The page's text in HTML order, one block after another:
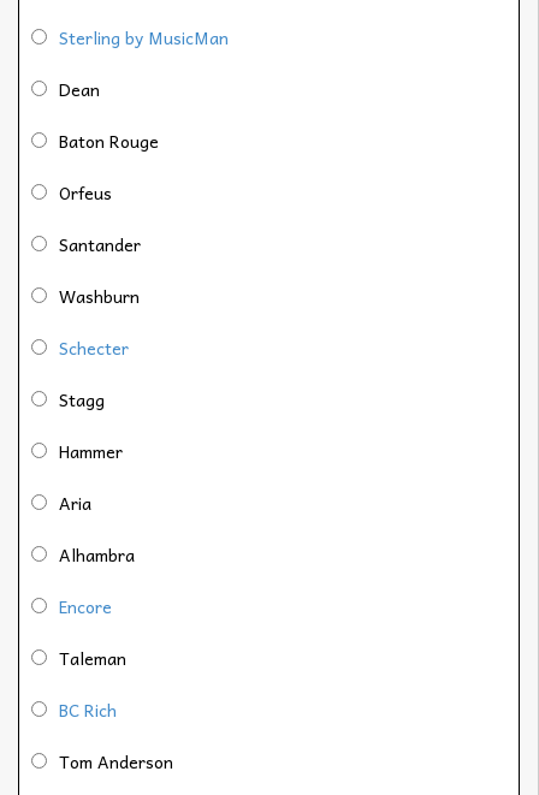
Sterling by MusicMan
Dean
Baton Rouge
Orfeus
Santander
Washburn
Schecter
Stagg
Hammer
Aria
Alhambra
Encore
Taleman
BC Rich
Tom Anderson